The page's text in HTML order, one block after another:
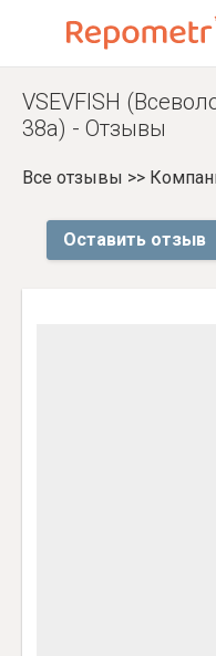
VSEVFISH
38а) - Отзывы
Все отзывы >>
Оставить отзыв